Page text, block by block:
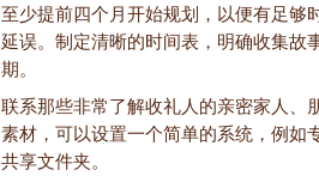
至少提前四个月开始规划，以便有足够
延误。制定清晰的时间表，明确收集故
期。
联系那些非常了解收礼人的亲密家人、
素材，可以设置一个简单的系统，例如
共享文件夹。